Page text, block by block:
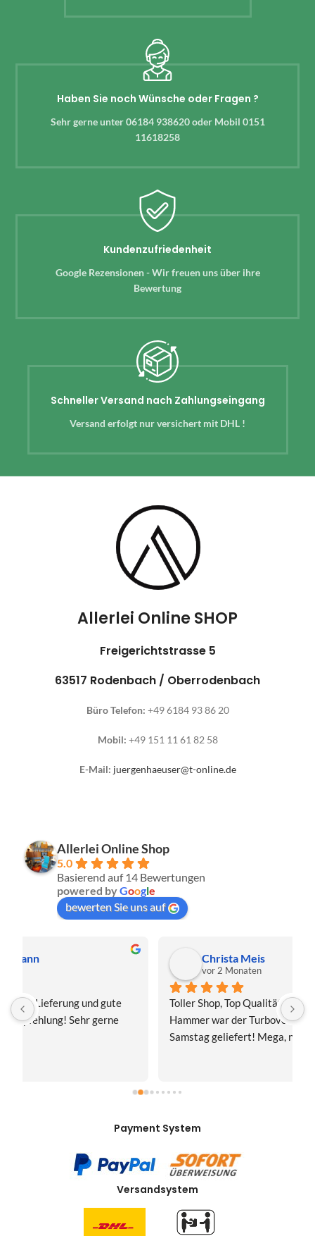
Haben Sie noch Wünsche oder Fragen ?
Sehr gerne unter 06184 938620 oder Mobil 0151
11618258
Kundenzufriedenheit
Google Rezensionen - Wir freuen uns über ihre
Bewertung
Schneller Versand nach Zahlungseingang
Versand erfolgt nur versichert mit DHL !
Allerlei Online SHOP
Freigerichtstrasse 5
63517 Rodenbach / Oberrodenbach
Büro Telefon: +49 6184 93 86 20
Mobil: +49 151 11 61 82 58
E-Mail: juergenhaeuser@t-online.de
Allerlei Online Shop
5.0
Basierend auf 14 Bewertungen
powered byGoogle
bewerten Sie uns auf
Christa Meis
Toller Shop, Top Qualität. Aber der absolute
Hammer war der Turboversand!!! Freitag bestellt,
Samstag geliefert! Mega, nur zu empfehlen👍
Payment System
Versandsystem